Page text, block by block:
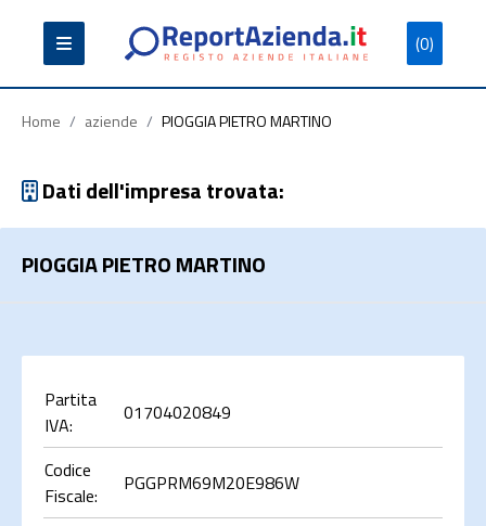
(0)
Partita
Iva
Codice
Fiscale
Ragione
Sociale
Cerca
Home / aziende / PIOGGIA PIETRO MARTINO
Dati dell'impresa trovata:
PIOGGIA PIETRO MARTINO
Partita
IVA:
01704020849
Codice
Fiscale:
PGGPRM69M20E986W